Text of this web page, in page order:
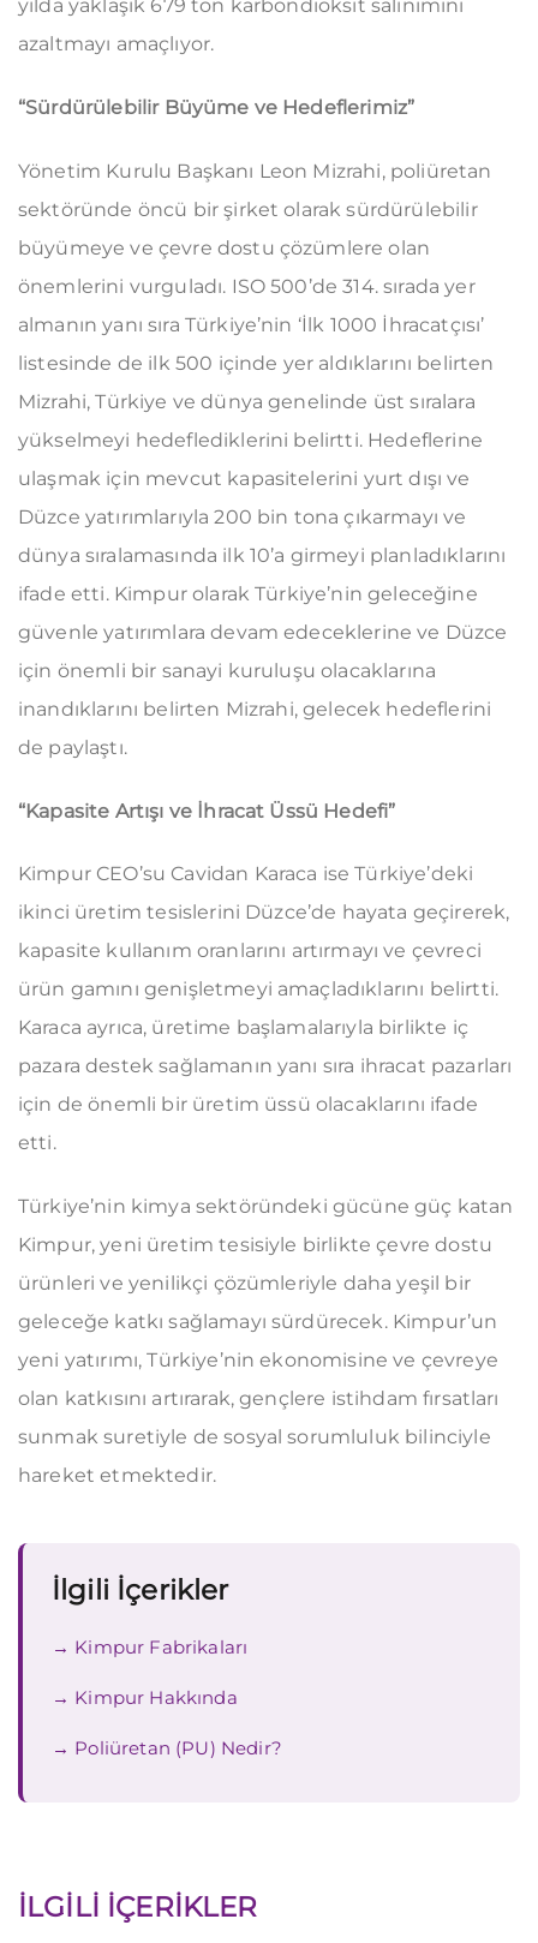
yılda yaklaşık 679 ton karbondioksit salınımını
azaltmayı amaçlıyor.
“Sürdürülebilir Büyüme ve Hedeflerimiz”
Yönetim Kurulu Başkanı Leon Mizrahi, poliüretan
sektöründe öncü bir şirket olarak sürdürülebilir
büyümeye ve çevre dostu çözümlere olan
önemlerini vurguladı. ISO 500’de 314. sırada yer
almanın yanı sıra Türkiye’nin ‘İlk 1000 İhracatçısı’
listesinde de ilk 500 içinde yer aldıklarını belirten
Mizrahi, Türkiye ve dünya genelinde üst sıralara
yükselmeyi hedeflediklerini belirtti. Hedeflerine
ulaşmak için mevcut kapasitelerini yurt dışı ve
Düzce yatırımlarıyla 200 bin tona çıkarmayı ve
dünya sıralamasında ilk 10’a girmeyi planladıklarını
ifade etti. Kimpur olarak Türkiye’nin geleceğine
güvenle yatırımlara devam edeceklerine ve Düzce
için önemli bir sanayi kuruluşu olacaklarına
inandıklarını belirten Mizrahi, gelecek hedeflerini
de paylaştı.
“Kapasite Artışı ve İhracat Üssü Hedefi”
Kimpur CEO’su Cavidan Karaca ise Türkiye’deki
ikinci üretim tesislerini Düzce’de hayata geçirerek,
kapasite kullanım oranlarını artırmayı ve çevreci
ürün gamını genişletmeyi amaçladıklarını belirtti.
Karaca ayrıca, üretime başlamalarıyla birlikte iç
pazara destek sağlamanın yanı sıra ihracat pazarları
için de önemli bir üretim üssü olacaklarını ifade
etti.
Türkiye’nin kimya sektöründeki gücüne güç katan
Kimpur, yeni üretim tesisiyle birlikte çevre dostu
ürünleri ve yenilikçi çözümleriyle daha yeşil bir
geleceğe katkı sağlamayı sürdürecek. Kimpur’un
yeni yatırımı, Türkiye’nin ekonomisine ve çevreye
olan katkısını artırarak, gençlere istihdam fırsatları
sunmak suretiyle de sosyal sorumluluk bilinciyle
hareket etmektedir.
İlgili İçerikler
Kimpur Fabrikaları
Kimpur Hakkında
Poliüretan (PU) Nedir?
İLGILI İÇERIKLER